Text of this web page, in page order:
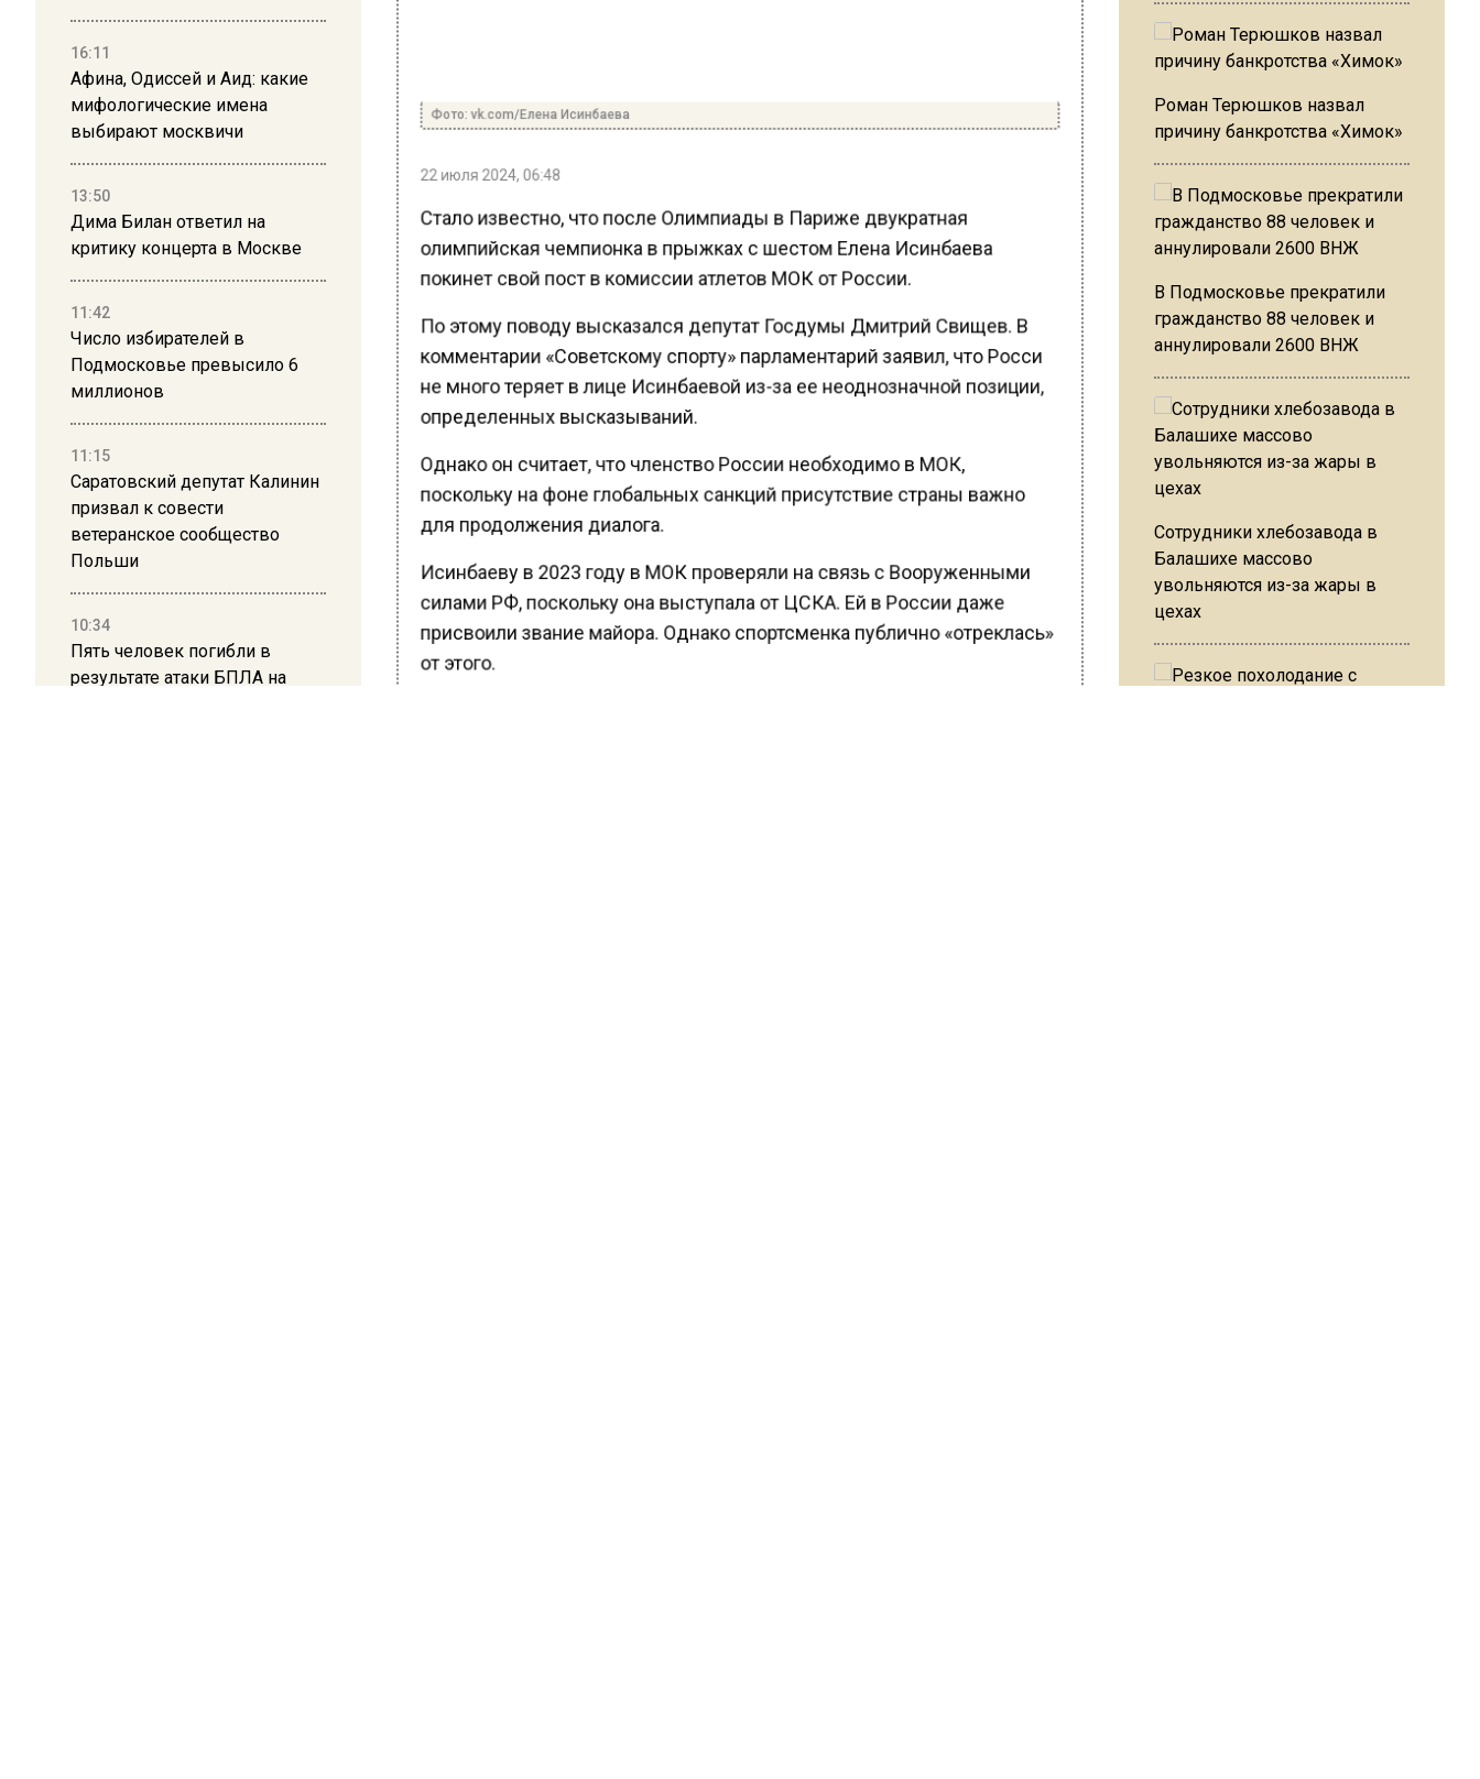
16:11
Афина, Одиссей и Аид: какие
мифологические имена
выбирают москвичи
13:50
Дима Билан ответил на
критику концерта в Москве
11:42
Число избирателей в
Подмосковье превысило 6
миллионов
11:15
Саратовский депутат Калинин
призвал к совести
ветеранское сообщество
Польши
10:34
Пять человек погибли в
результате атаки БПЛА на
Фото: vk.com/Елена Исинбаева
22 июля 2024, 06:48
Стало известно, что после Олимпиады в Париже двукратная
олимпийская чемпионка в прыжках с шестом Елена Исинбаева
покинет свой пост в комиссии атлетов МОК от России.
По этому поводу высказался депутат Госдумы Дмитрий Свищев. В
комментарии «Советскому спорту» парламентарий заявил, что Росси
не много теряет в лице Исинбаевой из-за ее неоднозначной позиции,
определенных высказываний.
Однако он считает, что членство России необходимо в МОК,
поскольку на фоне глобальных санкций присутствие страны важно
для продолжения диалога.
Исинбаеву в 2023 году в МОК проверяли на связь с Вооруженными
силами РФ, поскольку она выступала от ЦСКА. Ей в России даже
присвоили звание майора. Однако спортсменка публично «отреклась»
от этого.
Роман Терюшков назвал
причину банкротства «Химок»
В Подмосковье прекратили
гражданство 88 человек и
аннулировали 2600 ВНЖ
Сотрудники хлебозавода в
Балашихе массово
увольняются из-за жары в
цехах